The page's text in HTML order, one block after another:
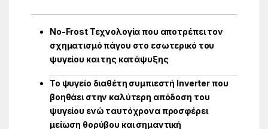
No-Frost Τεχνολογία που αποτρέπει τον
σχηματισμό πάγου στο εσωτερικό του
ψυγείου και της κατάψυξης
Το ψυγείο διαθέτη συμπιεστή Inverter που
βοηθάει στην καλύτερη απόδοση του
ψυγείου ενώ ταυτόχρονα προσφέρει
μείωση θορύβου και σημαντική